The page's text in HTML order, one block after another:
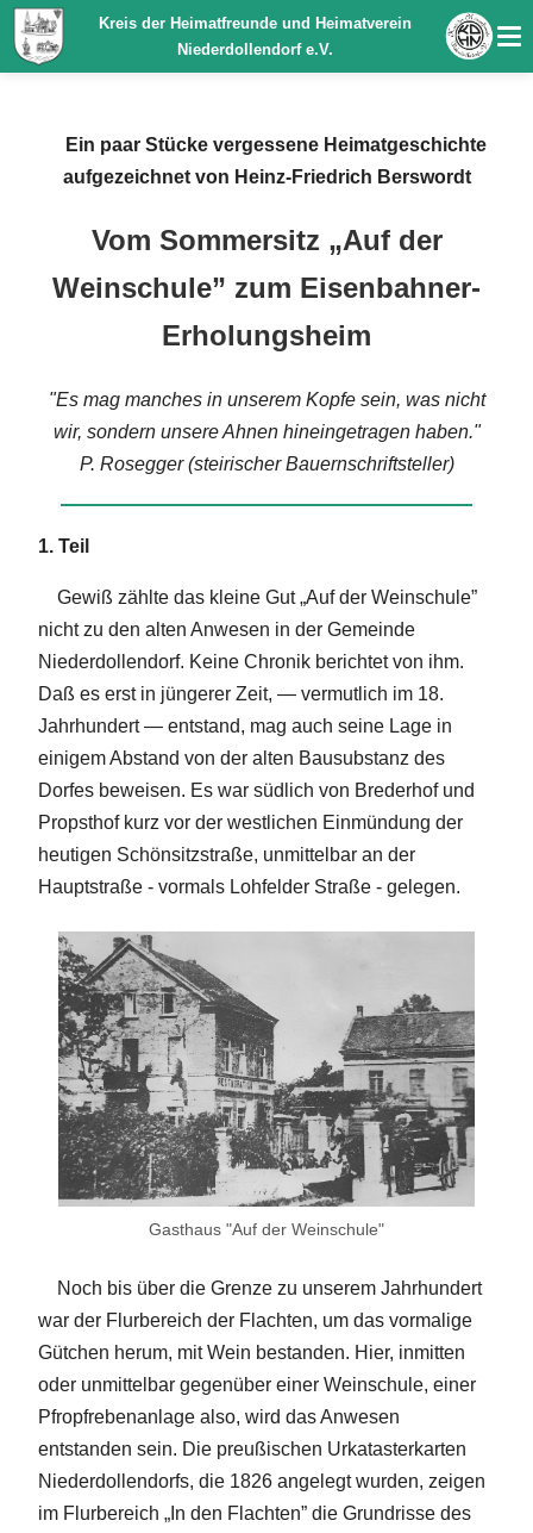
Kreis der Heimatfreunde und Heimatverein
Niederdollendorf e.V.
Ein paar Stücke vergessene Heimatgeschichte
aufgezeichnet von Heinz-Friedrich Berswordt
Vom Sommersitz „Auf der
Weinschule” zum Eisenbahner-
Erholungsheim
"Es mag manches in unserem Kopfe sein, was nicht
wir, sondern unsere Ahnen hineingetragen haben."
P. Rosegger (steirischer Bauernschriftsteller)
1. Teil
Gewiß zählte das kleine Gut „Auf der Weinschule”
nicht zu den alten Anwesen in der Gemeinde
Niederdollendorf. Keine Chronik berichtet von ihm.
Daß es erst in jüngerer Zeit, — vermutlich im 18.
Jahrhundert — entstand, mag auch seine Lage in
einigem Abstand von der alten Bausubstanz des
Dorfes beweisen. Es war südlich von Brederhof und
Propsthof kurz vor der westlichen Einmündung der
heutigen Schönsitzstraße, unmittelbar an der
Hauptstraße - vormals Lohfelder Straße - gelegen.
Gasthaus "Auf der Weinschule"
Noch bis über die Grenze zu unserem Jahrhundert
war der Flurbereich der Flachten, um das vormalige
Gütchen herum, mit Wein bestanden. Hier, inmitten
oder unmittelbar gegenüber einer Weinschule, einer
Pfropfrebenanlage also, wird das Anwesen
entstanden sein. Die preußischen Urkatasterkarten
Niederdollendorfs, die 1826 angelegt wurden, zeigen
im Flurbereich „In den Flachten” die Grundrisse des